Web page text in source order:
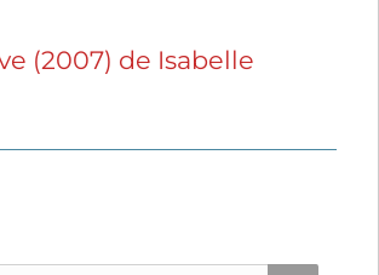
(2007) de Isabelle